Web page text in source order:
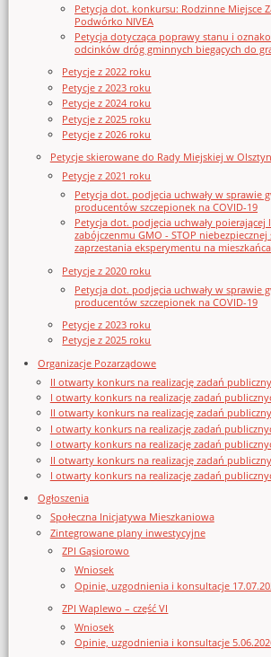
Petycja dot. konkursu: Rodzinne Miejsce
Podwórko NIVEA
Petycja dotycząca poprawy stanu i
odcinków dróg gminnych biegących do
Petycje z 2022 roku
Petycje z 2023 roku
Petycje z 2024 roku
Petycje z 2025 roku
Petycje z 2026 roku
Petycje skierowane do Rady Miejskiej w
Petycje z 2021 roku
Petycja dot. podjęcia uchwały w sprawie
producentów szczepionek na COVID-19
Petycja dot. podjęcia uchwały poierającej
zabójczenmu GMO - STOP niebezpiecznej
zaprzestania eksperymentu na
Petycje z 2020 roku
Petycja dot. podjęcia uchwały w sprawie
producentów szczepionek na COVID-19
Petycje z 2023 roku
Petycje z 2025 roku
Organizacje Pozarządowe
II otwarty konkurs na realizację zadań
I otwarty konkurs na realizację zadań
II otwarty konkurs na realizację zadań
I otwarty konkurs na realizację zadań
I otwarty konkurs na realizację zadań
II otwarty konkurs na realizację zadań
I otwarty konkurs na realizację zadań
Ogłoszenia
Społeczna Inicjatywa Mieszkaniowa
Zintegrowane plany inwestycyjne
ZPI Gąsiorowo
Wniosek
Opinie, uzgodnienia i konsultacje
ZPI Waplewo – część VI
Wniosek
Opinie, uzgodnienia i konsultacje